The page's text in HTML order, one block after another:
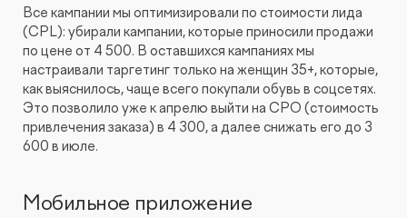
Все кампании мы оптимизировали по стоимости лида
(CPL): убирали кампании, которые приносили продажи
по цене от 4 500. В оставшихся кампаниях мы
настраивали таргетинг только на женщин 35+, которые,
как выяснилось, чаще всего покупали обувь в соцсетях.
Это позволило уже к апрелю выйти на CPO (стоимость
привлечения заказа) в 4 300, а далее снижать его до 3
600 в июле.
Мобильное приложение